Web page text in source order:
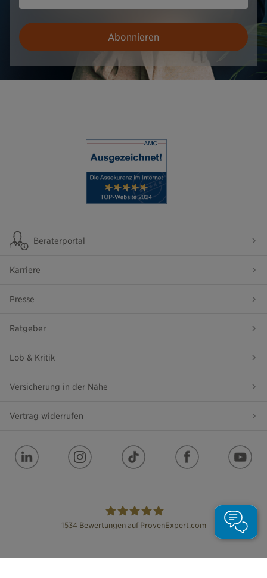
Abonnieren
Beraterportal
Karriere
Presse
Ratgeber
Lob & Kritik
Versicherung in der Nähe
Vertrag widerrufen
1534 Bewertungen auf ProvenExpert.com